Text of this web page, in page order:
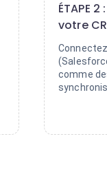
ÉTAPE
votre
comme